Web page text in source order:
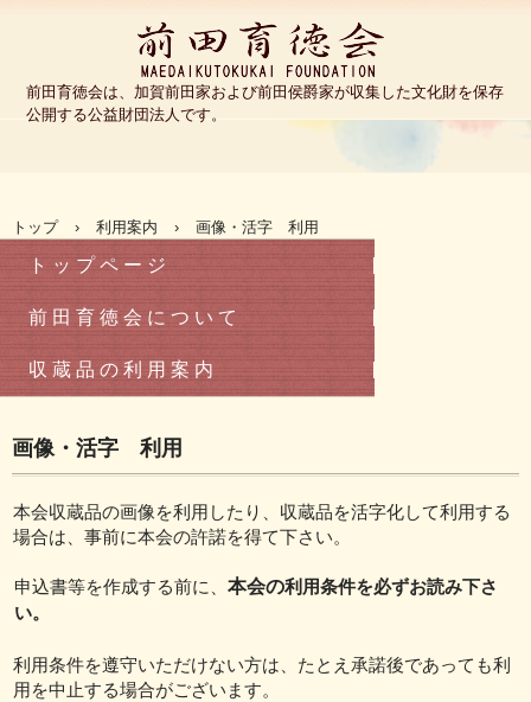
公益財団法人前田育徳会
前田育徳会は、加賀前田家および前田侯爵家が収集した文化財を保存
公開する公益財団法人です。
トップ › 利用案内 › 画像・活字 利用
ト ッ プ ペ ー ジ
前 田 育 徳 会 に つ い て
収 蔵 品 の 利 用 案 内
画像・活字 利用
本会収蔵品の画像を利用したり、収蔵品を活字化して利用する
場合は、事前に本会の許諾を得て下さい。
申込書等を作成する前に、 本会の利用条件を必ずお読み下さ
い。
利用条件を遵守いただけない方は、たとえ承諾後であっても利
用を中止する場合がございます。